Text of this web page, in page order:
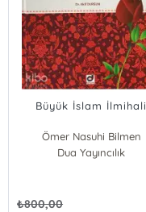
Büyük İslam İlmihali
Ömer Nasuhi Bilmen
Dua Yayıncılık
₺800,00